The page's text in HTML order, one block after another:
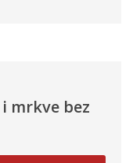
mrkve bez